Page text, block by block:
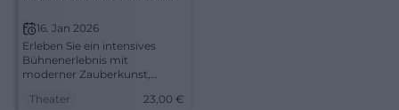
16. Jan 2026
Erleben Sie ein intensives
Bühnenerlebnis mit
moderner Zauberkunst,
im NUTS Traunstein. Andreas
Theater 23,00 €